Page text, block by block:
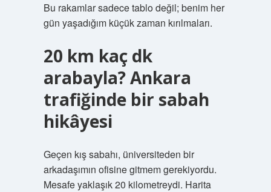
Bu rakamlar sadece tablo değil; benim her
gün yaşadığım küçük zaman kırılmaları.
20 km kaç dk
arabayla? Ankara
trafiğinde bir sabah
hikâyesi
Geçen kış sabahı, üniversiteden bir
arkadaşımın ofisine gitmem gerekiyordu.
Mesafe yaklaşık 20 kilometreydi. Harita